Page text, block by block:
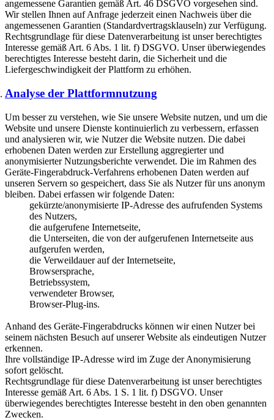
angemessene Garantien gemäß Art. 46 DSGVO vorgesehen sind.
Wir stellen Ihnen auf Anfrage jederzeit einen Nachweis über die
angemessenen Garantien (Standardvertragsklauseln) zur Verfügung.
Rechtsgrundlage für diese Datenverarbeitung ist unser berechtigtes
Interesse gemäß Art. 6 Abs. 1 lit. f) DSGVO. Unser überwiegendes
berechtigtes Interesse besteht darin, die Sicherheit und die
Liefergeschwindigkeit der Plattform zu erhöhen.
Analyse der Plattformnutzung
Um besser zu verstehen, wie Sie unsere Website nutzen, und um die
Website und unsere Dienste kontinuierlich zu verbessern, erfassen
und analysieren wir, wie Nutzer die Website nutzen. Die dabei
erhobenen Daten werden zur Erstellung aggregierter und
anonymisierter Nutzungsberichte verwendet. Die im Rahmen des
Geräte-Fingerabdruck-Verfahrens erhobenen Daten werden auf
unseren Servern so gespeichert, dass Sie als Nutzer für uns anonym
bleiben. Dabei erfassen wir folgende Daten:
gekürzte/anonymisierte IP-Adresse des aufrufenden Systems
des Nutzers,
die aufgerufene Internetseite,
die Unterseiten, die von der aufgerufenen Internetseite aus
aufgerufen werden,
die Verweildauer auf der Internetseite,
Browsersprache,
Betriebssystem,
verwendeter Browser,
Browser-Plug-ins.
Anhand des Geräte-Fingerabdrucks können wir einen Nutzer bei
seinem nächsten Besuch auf unserer Website als eindeutigen Nutzer
erkennen.
Ihre vollständige IP-Adresse wird im Zuge der Anonymisierung
sofort gelöscht.
Rechtsgrundlage für diese Datenverarbeitung ist unser berechtigtes
Interesse gemäß Art. 6 Abs. 1 S. 1 lit. f) DSGVO. Unser
überwiegendes berechtigtes Interesse besteht in den oben genannten
Zwecken.